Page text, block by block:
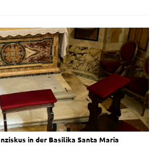
in der Basilika Santa Maria